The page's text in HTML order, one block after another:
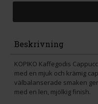
Beskrivning
KOPIKO Kaffegodis
med en mjuk och krämig
välbalanserade smaken
med en len, mjölkig finish.